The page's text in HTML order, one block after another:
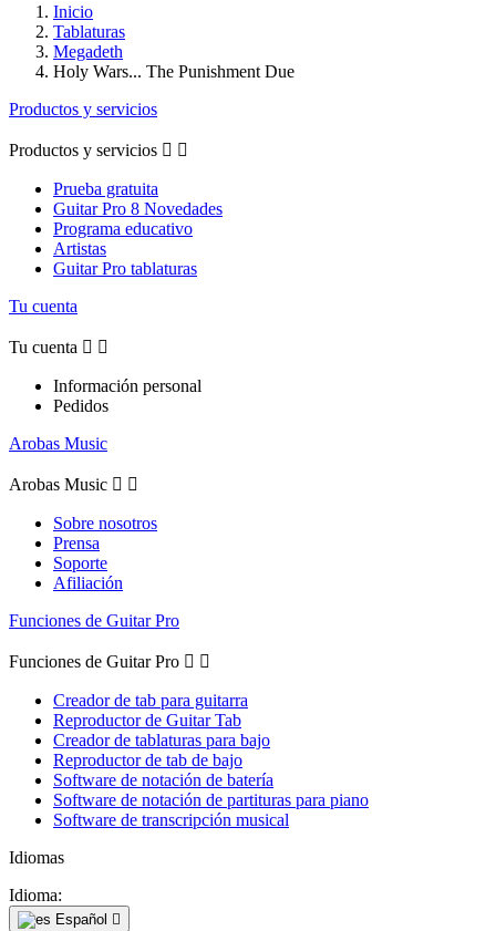
Inicio
Tablaturas
Megadeth
Holy Wars... The Punishment Due
Productos y servicios
Productos y servicios  
Prueba gratuita
Guitar Pro 8 Novedades
Programa educativo
Artistas
Guitar Pro tablaturas
Tu cuenta
Tu cuenta  
Información personal
Pedidos
Arobas Music
Arobas Music  
Sobre nosotros
Prensa
Soporte
Afiliación
Funciones de Guitar Pro
Funciones de Guitar Pro  
Creador de tab para guitarra
Reproductor de Guitar Tab
Creador de tablaturas para bajo
Reproductor de tab de bajo
Software de notación de batería
Software de notación de partituras para piano
Software de transcripción musical
Idiomas
Idioma:
Español 